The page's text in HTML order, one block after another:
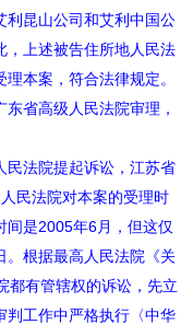
利昆山公司和艾利中国公
，上述被告住所地人民法
本案，符合法律规定。
省高级人民法院审理，
法院提起诉讼，江苏省
民法院对本案的受理时
间是2005年6月，但这仅
。根据最高人民法院《关
都有管辖权的诉讼，先立
判工作中严格执行〈中华